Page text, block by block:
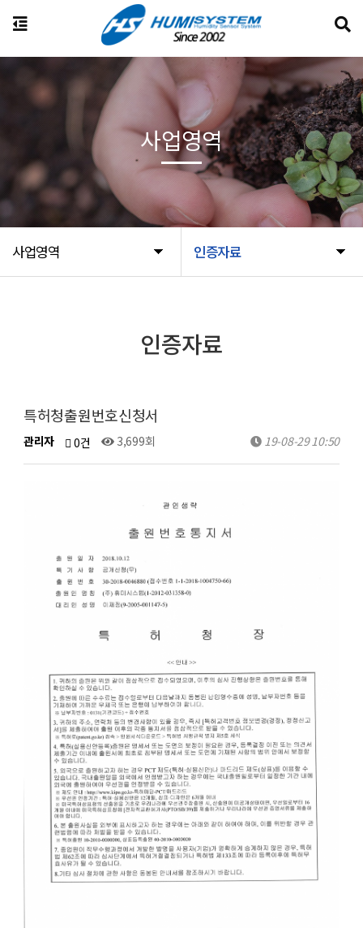
사업영역 인증자료
사업영역
인증자료
특허청출원번호신청서
관리자 0건 3,699회 19-08-29 10:50